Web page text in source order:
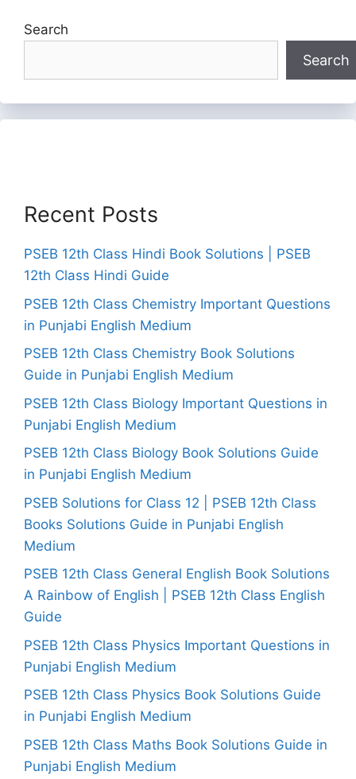
Search
Search
Recent Posts
PSEB 12th Class Hindi Book Solutions | PSEB
12th Class Hindi Guide
PSEB 12th Class Chemistry Important Questions
in Punjabi English Medium
PSEB 12th Class Chemistry Book Solutions
Guide in Punjabi English Medium
PSEB 12th Class Biology Important Questions in
Punjabi English Medium
PSEB 12th Class Biology Book Solutions Guide
in Punjabi English Medium
PSEB Solutions for Class 12 | PSEB 12th Class
Books Solutions Guide in Punjabi English
Medium
PSEB 12th Class General English Book Solutions
A Rainbow of English | PSEB 12th Class English
Guide
PSEB 12th Class Physics Important Questions in
Punjabi English Medium
PSEB 12th Class Physics Book Solutions Guide
in Punjabi English Medium
PSEB 12th Class Maths Book Solutions Guide in
Punjabi English Medium